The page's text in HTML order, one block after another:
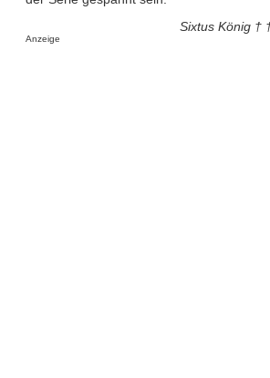
Sixtus König †
Anzeige